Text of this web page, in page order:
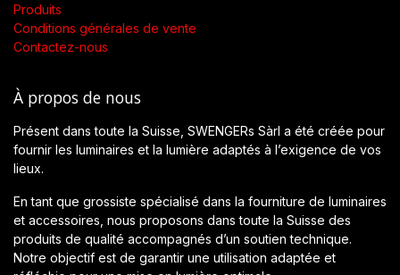
Produits
Conditions générales de vente
Contactez-nous
À propos de nous
Présent dans toute la Suisse, SWENGERs Sàrl a été créée pour
fournir les luminaires et la lumière adaptés à l’exigence de vos
lieux.
En tant que grossiste spécialisé dans la fourniture de luminaires
et accessoires, nous proposons dans toute la Suisse des
produits de qualité accompagnés d’un soutien technique.
Notre objectif est de garantir une utilisation adaptée et